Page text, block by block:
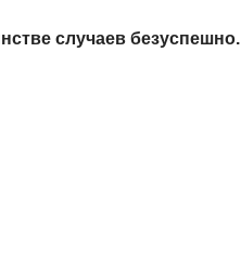
случаев безуспешно.